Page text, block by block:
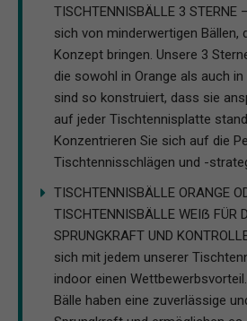
TISCHTENNISBÄLLE 3 STERNE
sich von minderwertigen Bällen,
Konzept bringen. Unsere 3
die sowohl in Orange als auch
sind so konstruiert, dass sie
auf jeder Tischtennisplatte
Konzentrieren Sie sich auf die
Tischtennisschlägen und -
TISCHTENNISBÄLLE ORANGE
TISCHTENNISBÄLLE WEIẞ FÜR
SPRUNGKRAFT UND
sich mit jedem unserer
indoor einen
Bälle haben eine zuverlässige